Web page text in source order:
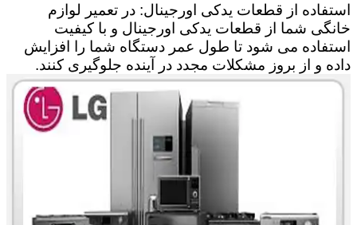
استفاده از قطعات یدکی اورجینال: در تعمیر لوازم
خانگی شما از قطعات یدکی اورجینال و با کیفیت
استفاده می شود تا طول عمر دستگاه شما را افزایش
داده و از بروز مشکلات مجدد در آینده جلوگیری کنند.